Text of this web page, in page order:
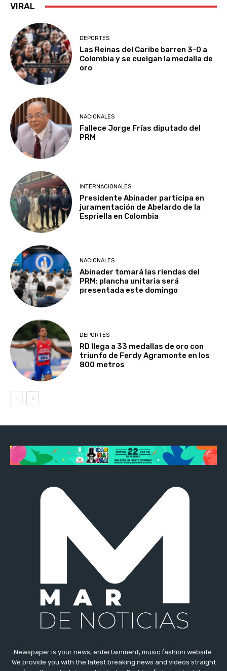
VIRAL
DEPORTES
Las Reinas del Caribe barren 3-0 a
Colombia y se cuelgan la medalla de
oro
NACIONALES
Fallece Jorge Frías diputado del
PRM
INTERNACIONALES
Presidente Abinader participa en
juramentación de Abelardo de la
Espriella en Colombia
NACIONALES
Abinader tomará las riendas del
PRM: plancha unitaria será
presentada este domingo
DEPORTES
RD llega a 33 medallas de oro con
triunfo de Ferdy Agramonte en los
800 metros
Newspaper is your news, entertainment, music fashion website.
We provide you with the latest breaking news and videos straight